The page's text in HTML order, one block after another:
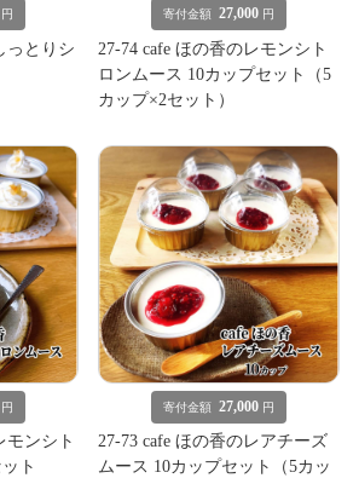
円
っとりシ
寄付金額 27,000 円
27-74 cafe ほの香のレモンシト
ロンムース 10カップセット（5
カップ×2セット）
円
モンシト
ト
寄付金額 27,000 円
27-73 cafe ほの香のレアチーズ
ムース 10カップセット（5カッ